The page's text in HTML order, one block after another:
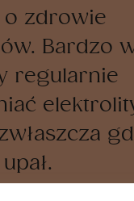
o zdrowie
Bardzo
regularnie